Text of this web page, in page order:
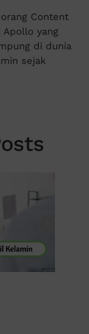
Content
yang
di dunia
sejak